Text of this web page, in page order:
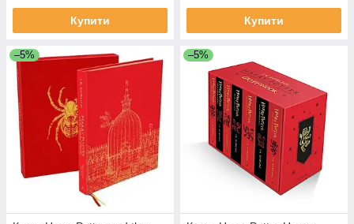
Купити Купити
–5% –5%